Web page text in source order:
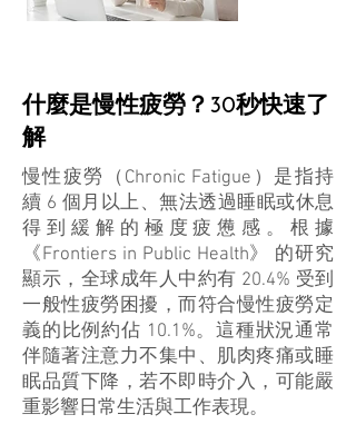
什麼是慢性疲勞？30秒快速了
解
慢性疲勞（Chronic Fatigue）是指持
續 6 個月以上、無法透過睡眠或休息
得到緩解的極度疲憊感。根據
《Frontiers in Public Health》 的研究
顯示，全球成年人中約有 20.4% 受到
一般性疲勞困擾，而符合慢性疲勞定
義的比例約佔 10.1%。這種狀況通常
伴隨著注意力不集中、肌肉疼痛或睡
眠品質下降，若不即時介入，可能嚴
重影響日常生活與工作表現。